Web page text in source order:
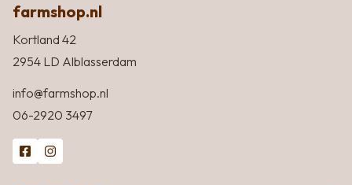
farmshop.nl
Kortland 42
2954 LD Alblasserdam
info@farmshop.nl
06-2920 3497